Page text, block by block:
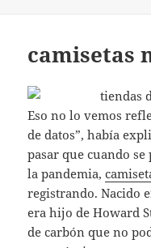
camisetas
Eso no lo vemos
de datos”, había
pasar que cuando
la pandemia,
registrando. Nacido
era hijo de Howard
de carbón que no